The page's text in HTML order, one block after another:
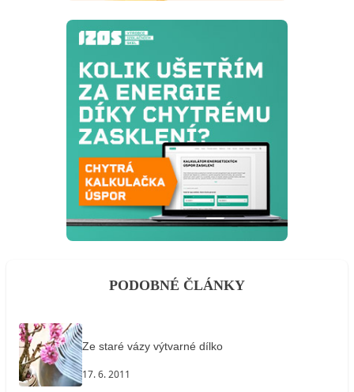
PODOBNÉ ČLÁNKY
Ze staré vázy výtvarné dílko
17. 6. 2011